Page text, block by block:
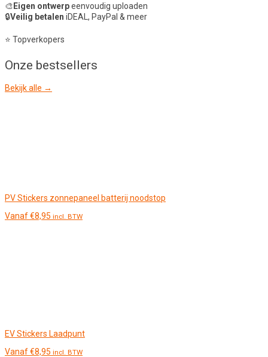
🎨 Eigen ontwerpeenvoudig uploaden
🔒Veilig betalen iDEAL, PayPal & meer
⭐ Topverkopers
Onze bestsellers
Bekijk alle →
PV Stickers zonnepaneel batterij noodstop
Vanaf€8,95 incl. BTW
EV Stickers Laadpunt
Vanaf€8,95 incl. BTW